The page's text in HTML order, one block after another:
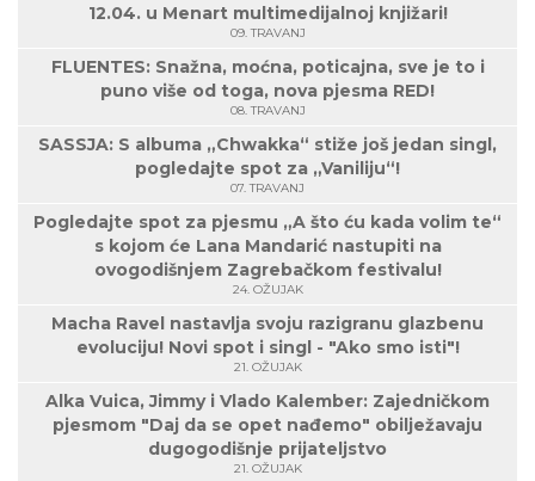
12.04. u Menart multimedijalnoj knjižari!
09. TRAVANJ
FLUENTES: Snažna, moćna, poticajna, sve je to i
puno više od toga, nova pjesma RED!
08. TRAVANJ
SASSJA: S albuma „Chwakka“ stiže još jedan singl,
pogledajte spot za „Vaniliju“!
07. TRAVANJ
Pogledajte spot za pjesmu „A što ću kada volim te“
s kojom će Lana Mandarić nastupiti na
ovogodišnjem Zagrebačkom festivalu!
24. OŽUJAK
Macha Ravel nastavlja svoju razigranu glazbenu
evoluciju! Novi spot i singl - "Ako smo isti"!
21. OŽUJAK
Alka Vuica, Jimmy i Vlado Kalember: Zajedničkom
pjesmom "Daj da se opet nađemo" obilježavaju
dugogodišnje prijateljstvo
21. OŽUJAK